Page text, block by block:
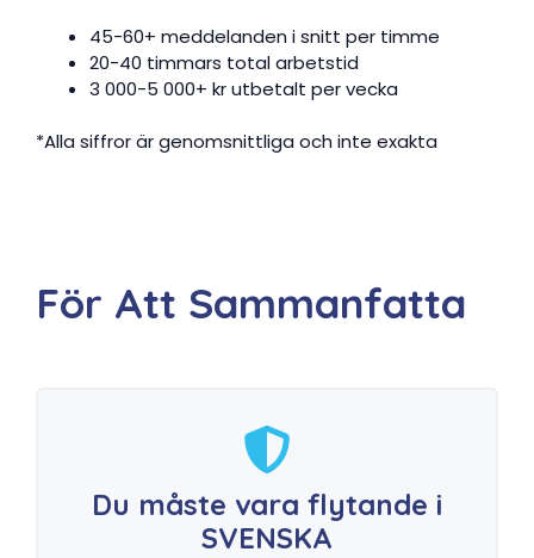
45-60+ meddelanden i snitt per timme
20-40 timmars total arbetstid
3 000-5 000+ kr utbetalt per vecka
*Alla siffror är genomsnittliga och inte exakta
För Att Sammanfatta
Du måste vara flytande i
SVENSKA